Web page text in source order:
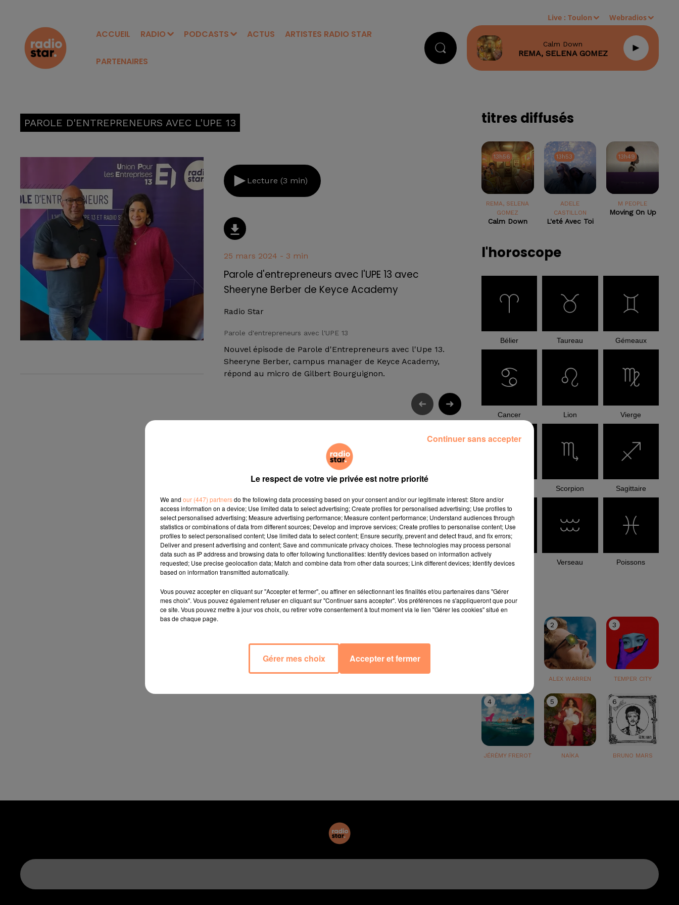
ACCUEIL RADIO PODCASTS ACTUS ARTISTES RADIO STAR
PARTENAIRES
Live :Toulon Webradios
Calm Down
REMA, SELENA GOMEZ
PAROLE D'ENTREPRENEURS AVEC L'UPE 13
Lecture (3 min)
25 mars 2024 - 3 min
Parole d'entrepreneurs avec l'UPE 13 avec
Sheeryne Berber de Keyce Academy
Radio Star
Parole d'entrepreneurs avec l'UPE 13
Nouvel épisode de Parole d'Entrepreneurs avec l'Upe 13.
Sheeryne Berber, campus manager de Keyce Academy,
répond au micro de Gilbert Bourguignon.
titres diffusés
13h56
13h56
REMA, SELENA
GOMEZ
Calm Down
13h53
13h53
ADELE
CASTILLON
L'eté Avec Toi
13h49
13h49
M PEOPLE
Moving On Up
l'horoscope
Bélier Taureau Gémeaux
Cancer Lion Vierge
Scorpion Sagittaire
Capricorne Verseau Poissons
le top
2
ALEX WARREN
3
TEMPER CITY
4
JÉRÉMY FREROT
5
NAÏKA
6
BRUNO MARS
Le respect de votre vie privée est notre priorité
We and our (447) partnersdo the following data processing based on your consent and/or our legitimate interest: Store and/or
access information on a device; Use limited data to select advertising; Create profiles for personalised advertising; Use profiles to
select personalised advertising; Measure advertising performance; Measure content performance; Understand audiences through
statistics or combinations of data from different sources; Develop and improve services; Create profiles to personalise content; Use
profiles to select personalised content; Use limited data to select content; Ensure security, prevent and detect fraud, and fix errors;
Deliver and present advertising and content; Save and communicate privacy choices. These technologies may process personal
data such as IP address and browsing data to offer following functionalities: Identify devices based on information actively
requested; Use precise geolocation data; Match and combine data from other data sources; Link different devices; Identify devices
based on information transmitted automatically.
Vous pouvez accepter en cliquant sur "Accepter et fermer", ou affiner en sélectionnant les finalités et/ou partenaires dans "Gérer
mes choix". Vous pouvez également refuser en cliquant sur "Continuer sans accepter". Vos préférences ne s'appliqueront que pour
ce site. Vous pouvez mettre à jour vos choix, ou retirer votre consentement à tout moment via le lien "Gérer les cookies" situé en
bas de chaque page.
Gérer mes choix Accepter et fermer
Continuer sans accepter